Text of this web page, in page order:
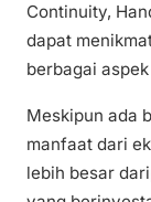
Continuity,
dapat
berbagai
Meskipun ada
manfaat dari
lebih besar